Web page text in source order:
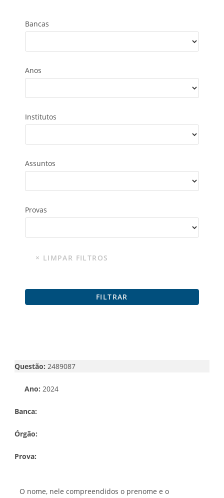
Bancas
Anos
Institutos
Assuntos
Provas
Questão: 2489087
Ano: 2024
Banca:
Órgão:
Prova:
O nome, nele compreendidos o prenome e o